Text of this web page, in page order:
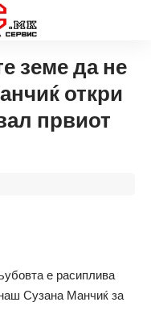
земе да не
откри
првиот
е расиплива
Сузана Манчиќ за